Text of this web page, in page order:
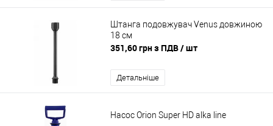
Штанга подовжувач Venus довжиною
18 см
351,60 грн з ПДВ/ шт
Детальніше
Насос Orion Super HD alka line